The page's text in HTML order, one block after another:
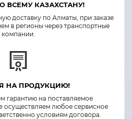
ВСЕМУ КАЗАХСТАНУ!
доставку по Алматы, при заказе
в регионы через транспортные
компании.
НА ПРОДУКЦИЮ!
гарантию на поставляемое
осуществляем любое сервисное
условиям договора.